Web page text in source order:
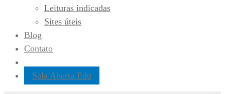
Leituras indicadas
Sites úteis
Blog
Contato
Sala Aberta Edu